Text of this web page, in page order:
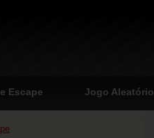
Escape Jogo Aleatório